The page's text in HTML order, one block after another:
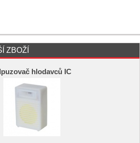
ZBOŽÍ
hlodavců IC